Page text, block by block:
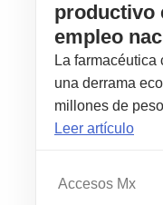
productivo
empleo
La
una derrama
millones de
Leer artículo
Accesos Mx